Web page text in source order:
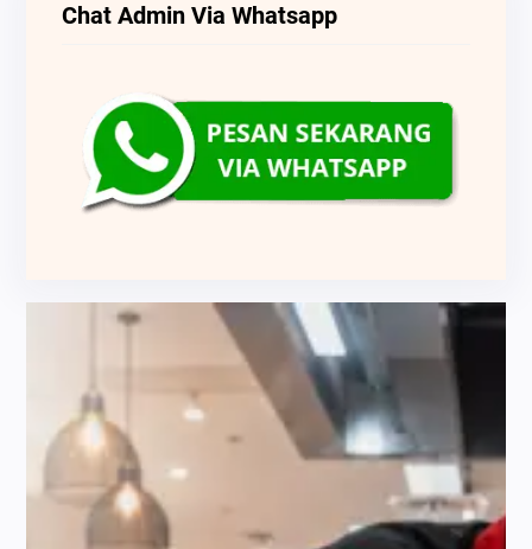
Chat Admin Via Whatsapp